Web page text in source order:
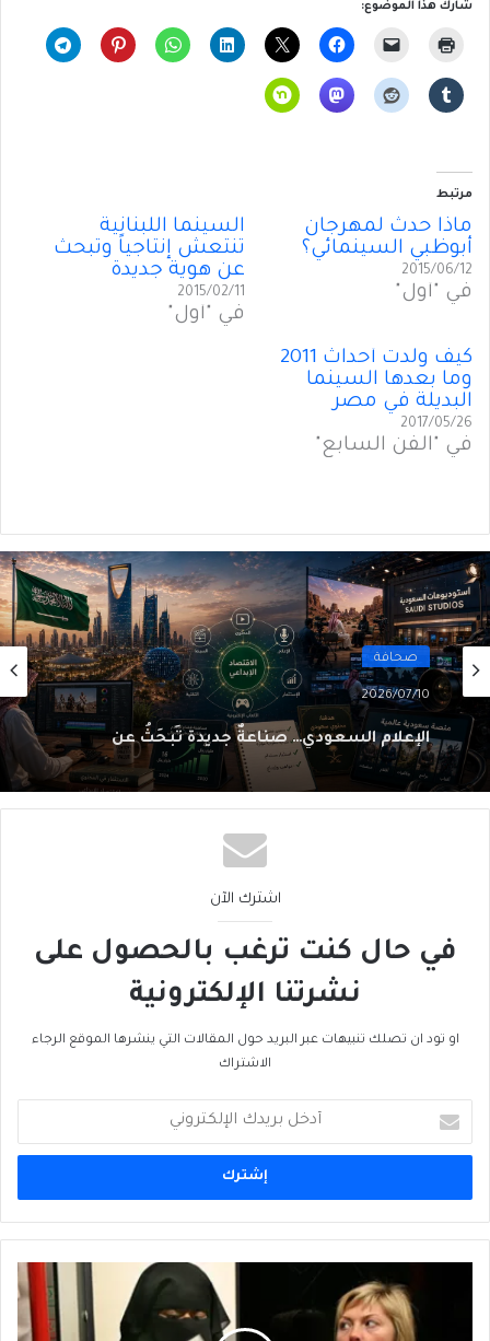
شارك هذا الموضوع:
مرتبط
ماذا حدث لمهرجان
أبوظبي السينمائي؟
2015/06/12
في "أول"
السينما اللبنانية
تنتعش إنتاجياً وتبحث
عن هوية جديدة
2015/02/11
في "أول"
كيف ولّدت أحداث 2011
وما بعدها السينما
البديلة في مصر
2017/05/26
في "الفن السابع"
صحافة
2026/07/10
الإعلام السعودي… صناعةٌ جديدة تَبحَثُ عن
مكانها بين الاقتصاد والقوّة الناعمة (1 من 3)
اشترك الآن
في حال كنت ترغب بالحصول على
نشرتنا الإلكترونية
او تود ان تصلك تنبيهات عبر البريد حول المقالات التي ينشرها الموقع الرجاء
الاشتراك
بريدك
الإلكتروني